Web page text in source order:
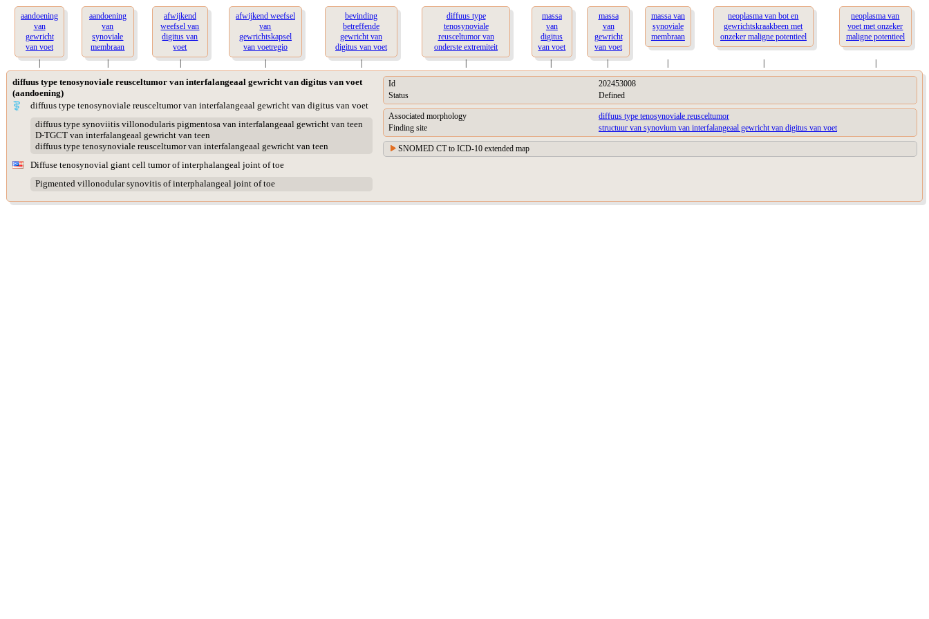
aandoening
van
gewricht
van voet
aandoening
van
synoviale
membraan
afwijkend
weefsel van
digitus van
voet
afwijkend weefsel
van
gewrichtskapsel
van voetregio
bevinding
betreffende
gewricht van
digitus van voet
diffuus type
tenosynoviale
reusceltumor van
onderste extremiteit
massa
van
digitus
van voet
massa
van
gewricht
van voet
massa van
synoviale
membraan
neoplasma van bot en
gewrichtskraakbeen met
onzeker maligne potentieel
neoplasma van
voet met onzeker
maligne potentieel
| | | | | | | |
diffuus type tenosynoviale reusceltumor van interfalangeaal gewricht van digitus van voet
(aandoening)
diffuus type tenosynoviale reusceltumor van interfalangeaal gewricht van digitus van voet
diffuus type synoviitis villonodularis pigmentosa van interfalangeaal gewricht van teen
D-TGCT van interfalangeaal gewricht van teen
diffuus type tenosynoviale reusceltumor van interfalangeaal gewricht van teen
Diffuse tenosynovial giant cell tumor of interphalangeal joint of toe
Pigmented villonodular synovitis of interphalangeal joint of toe
Id
202453008
Status
Defined
Associated morphology
diffuus type tenosynoviale reusceltumor
Finding site
structuur van synovium van interfalangeaal gewricht van digitus van voet
SNOMED CT to ICD-10 extended map